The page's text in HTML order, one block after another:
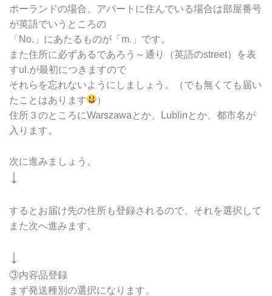
ポーランドの場合、アパートに住んでいる場合は部屋番号
が英語でいうところの
「No.」にあたるものが「m.」です。
また住所に必ずあるであろう～通り（英語のstreet）を表
すul.が最初につきますので
それらを忘れないようにしましょう。（でも無くても届い
たことはあります
）
住所３のところにWarszawaとか、Lublinとか、都市名が
入ります。
次に進みましょう。
↓
するとお届け先の住所も登録されるので、それを選択して
また次へ進みます。
↓
③内容品登録
まず発送種別の選択になります。